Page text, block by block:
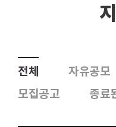
전체 자유공모
모집공고
종료